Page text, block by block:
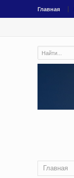
Главная
Главная